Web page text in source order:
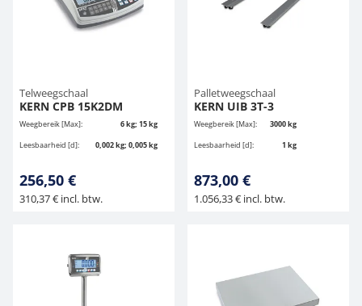
Telweegschaal
KERN CPB 15K2DM
Weegbereik [Max]:
6 kg; 15 kg
Leesbaarheid [d]:
0,002 kg; 0,005 kg
256,50 €
310,37 € incl. btw.
Palletweegschaal
KERN UIB 3T-3
Weegbereik [Max]:
3000 kg
Leesbaarheid [d]:
1 kg
873,00 €
1.056,33 € incl. btw.